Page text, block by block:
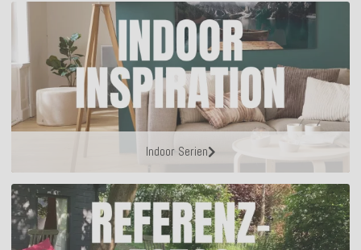
Indoor Serien